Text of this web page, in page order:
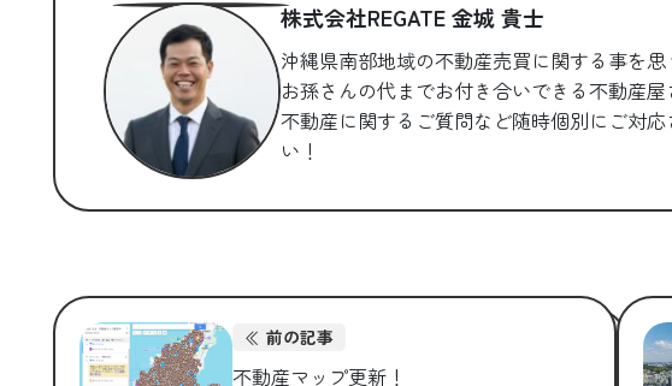
株式会社REGATE 金城 貴士
沖縄県南部地域の不動産売買に関する事を思
お孫さんの代までお付き合いできる不動産屋
不動産に関するご質問など随時個別にご対
い！
前の記事
不動産マップ更新！